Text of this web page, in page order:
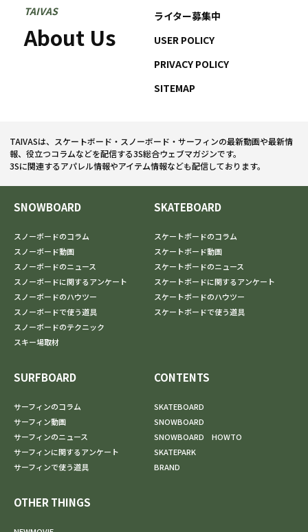
TAIVAS
About Us
ライター募集中
USER POLICY
PRIVACY POLICY
SITEMAP
TAIVASは、スケートボード・スノーボード・サーフィンの最新動画や最新情
報、役立つコラムなどを配信する3S総合ウェブマガジンです。
3Sに関連するアパレル情報やアイテム情報なども配信しております。
SNOWBOARD
スノーボードのコラム
スノーボード動画
スノーボードのニュース
スノーボードに関するアンケート
スノーボードのハウツー
スノーボードで使う道具
スノーボードのテクニック
スキー場取材
SKATEBOARD
スケートボードのコラム
スケートボード動画
スケートボードのニュース
スケートボードに関するアンケート
スケートボードのハウツー
スケートボードで使う道具
SURFBOARD
サーフィンのコラム
サーフィン動画
サーフィンのニュース
サーフィンに関するアンケート
サーフィンで使う道具
CONTENTS
SKATEBOARD
SNOWBOARD
SNOWBOARD HOWTO
SKATEPARK
BRAND
OTHER THINGS